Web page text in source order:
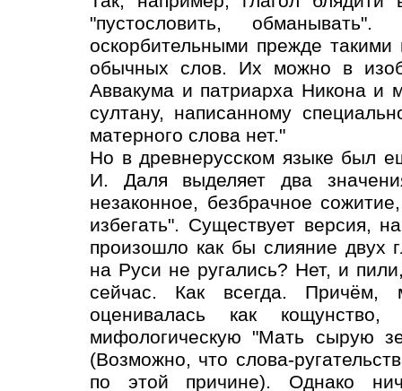
"пустословить,
оскорбительными прежде
обычных слов. Их можно в
Аввакума и патриарха Никона и
султану, написанному
матерного слова нет."
Но в древнерусском языке был
И. Даля выделяет два
незаконное, безбрачное
избегать". Существует версия,
произошло как бы слияние двух
на Руси не ругались? Нет, и
сейчас. Как всегда.
оценивалась как
мифологическую "Мать сырую
(Возможно, что слова-
по этой причине). Однако